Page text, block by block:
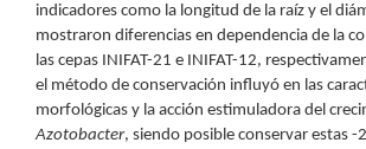
indicadores como la longitud de la raíz y el
mostraron diferencias en dependencia de la
las cepas INIFAT-21 e INIFAT-12,
el método de conservación influyó en las
morfológicas y la acción estimuladora del
Azotobacter, siendo posible conservar estas -